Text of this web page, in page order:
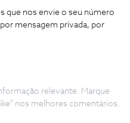
que nos envie o seu número
mensagem privada, por
relevante. Marque
nos melhores comentários.